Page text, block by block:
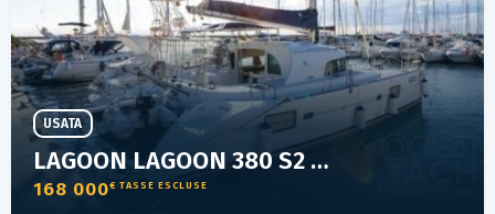
LAGOON LAGOON 380 S2 PREMIUM
168 000€ TASSE ESCLUSE
USATA